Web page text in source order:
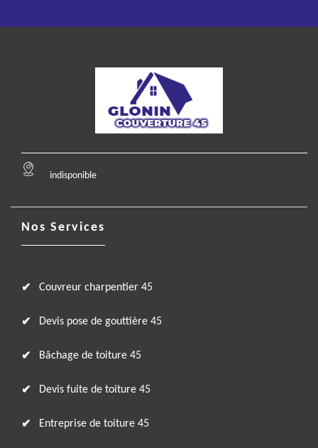
indisponible
Nos Services
Couvreur charpentier 45
Devis pose de gouttière 45
Bâchage de toiture 45
Devis fuite de toiture 45
Entreprise de toiture 45